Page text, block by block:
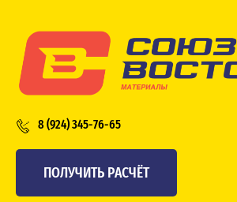
8 (924) 345-76-65
ПОЛУЧИТЬ РАСЧЁТ